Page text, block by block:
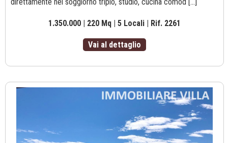
direttamente nel soggiorno triplo, studio, cucina comod [...]
1.350.000 | 220 Mq | 5 Locali | Rif. 2261
Vai al dettaglio